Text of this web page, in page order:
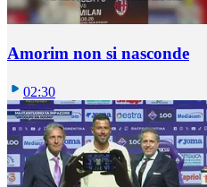
Amorim non si nasconde
02:30